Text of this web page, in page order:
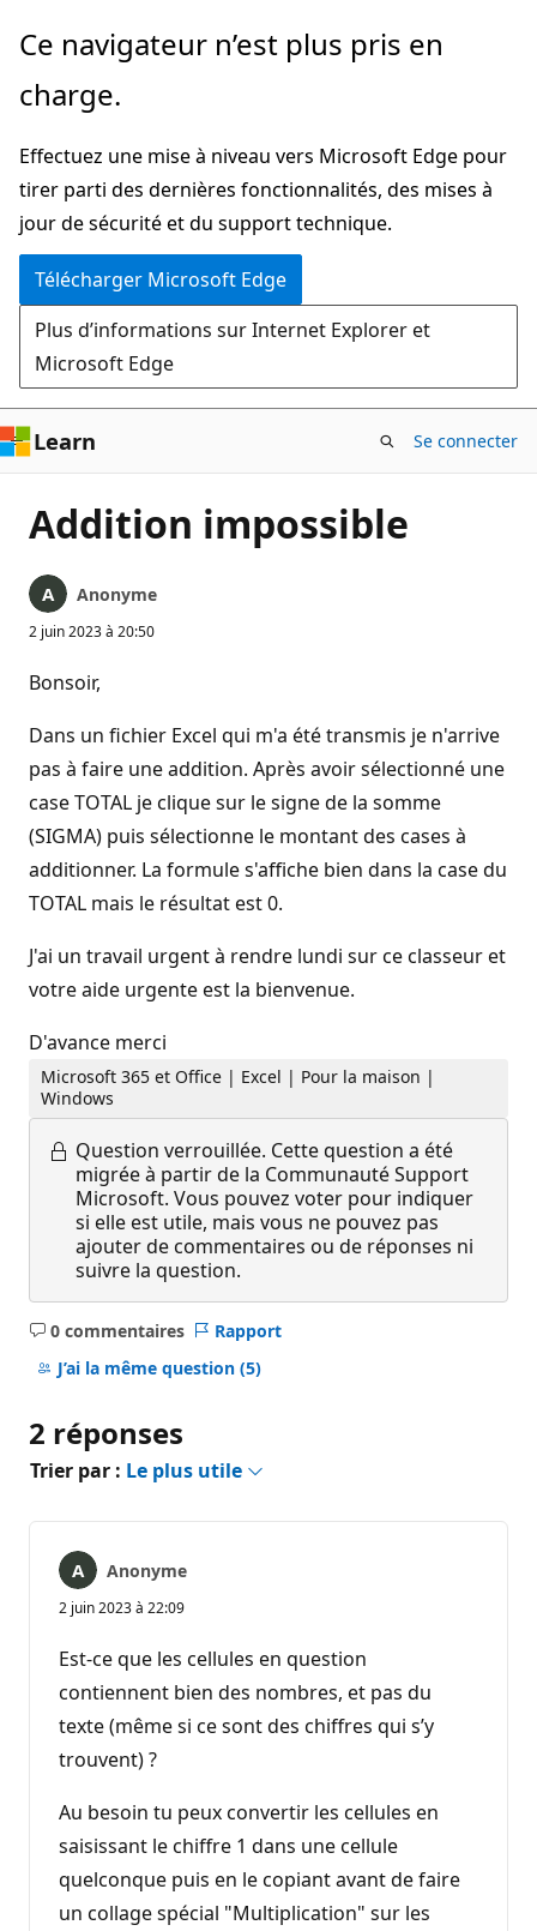
Passer
directement
au
principal
Ce navigateur n’est plus pris en
charge.
Effectuez une mise à niveau vers Microsoft Edge pour
tirer parti des dernières fonctionnalités, des mises à
jour de sécurité et du support technique.
Télécharger Microsoft Edge
Plus d’informations sur Internet Explorer et
Microsoft Edge
Learn Se connecter
Addition impossible
Anonyme
2 juin 2023 à 20:50
Bonsoir,
Dans un fichier Excel qui m'a été transmis je n'arrive
pas à faire une addition. Après avoir sélectionné une
case TOTAL je clique sur le signe de la somme
(SIGMA) puis sélectionne le montant des cases à
additionner. La formule s'affiche bien dans la case du
TOTAL mais le résultat est 0.
J'ai un travail urgent à rendre lundi sur ce classeur et
votre aide urgente est la bienvenue.
D'avance merci
Microsoft 365 et Office | Excel | Pour la maison |
Windows
Question verrouillée. Cette question a été
migrée à partir de la Communauté Support
Microsoft. Vous pouvez voter pour indiquer
si elle est utile, mais vous ne pouvez pas
ajouter de commentaires ou de réponses ni
suivre la question.
0 commentaires
Aucun
commentaire
Rapport
J’ai la même question (5)
2 réponses
Trier par : Le plus utile
Anonyme
2 juin 2023 à 22:09
Est-ce que les cellules en question
contiennent bien des nombres, et pas du
texte (même si ce sont des chiffres qui s’y
trouvent) ?
Au besoin tu peux convertir les cellules en
saisissant le chiffre 1 dans une cellule
quelconque puis en le copiant avant de faire
un collage spécial "Multiplication" sur les